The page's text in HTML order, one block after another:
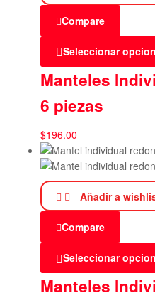
Compare
Seleccionar
Manteles
6 piezas
$196.00
Añadir a
Compare
Seleccionar
Manteles